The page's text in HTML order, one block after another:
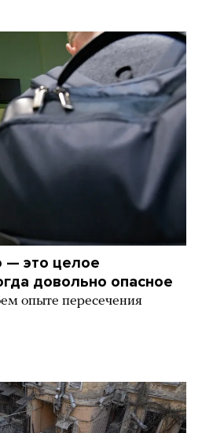
— это целое
довольно опасное
опыте пересечения